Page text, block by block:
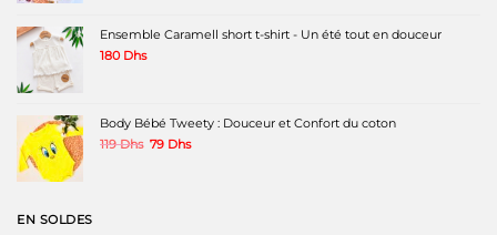
était :
160 Dhs.
est :
100 Dhs.
Ensemble Caramell short t-shirt - Un été tout en douceur
180 Dhs
Body Bébé Tweety : Douceur et Confort du coton
119Dhs Le
79 DhsLe
EN SOLDES